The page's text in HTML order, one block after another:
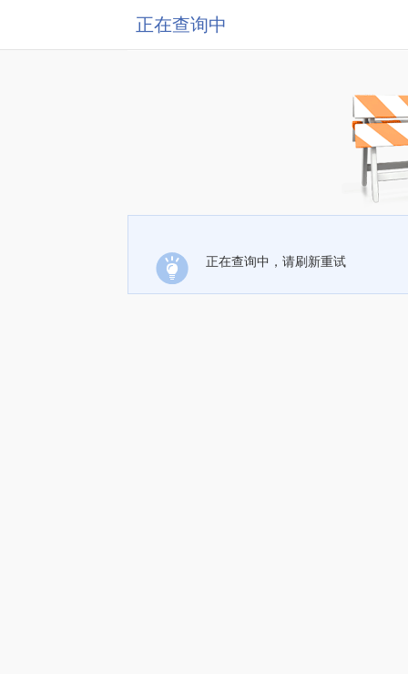
正在查询中
正在查询中，请刷新重试